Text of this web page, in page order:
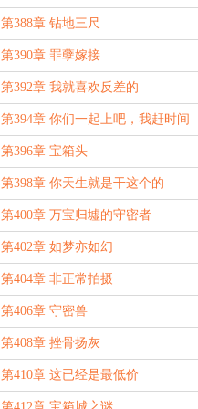
第388章 钻地三尺
第390章 罪孽嫁接
第392章 我就喜欢反差的
第394章 你们一起上吧，我赶时间
第396章 宝箱头
第398章 你天生就是干这个的
第400章 万宝归墟的守密者
第402章 如梦亦如幻
第404章 非正常拍摄
第406章 守密兽
第408章 挫骨扬灰
第410章 这已经是最低价